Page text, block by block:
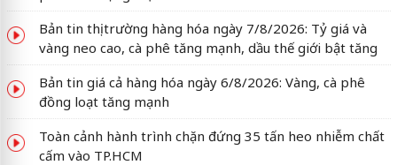
Bản tin thị trường hàng hóa ngày 7/8/2026: Tỷ giá và
vàng neo cao, cà phê tăng mạnh, dầu thế giới bật tăng
Bản tin giá cả hàng hóa ngày 6/8/2026: Vàng, cà phê
đồng loạt tăng mạnh
Toàn cảnh hành trình chặn đứng 35 tấn heo nhiễm chất
cấm vào TP.HCM